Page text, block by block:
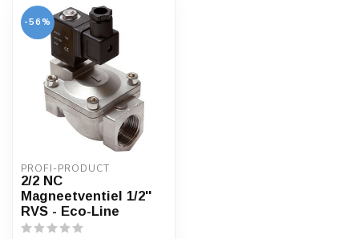
-56%
PROFI-PRODUCT
2/2 NC
Magneetventiel 1/2''
RVS - Eco-Line